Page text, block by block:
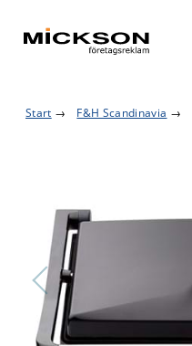
Start → F&H Scandinavia →